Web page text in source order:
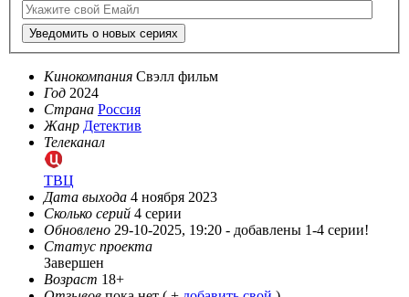
Уведомить о новых сериях
Кинокомпания Cвэлл фильм
Год 2024
Страна Россия
Жанр Детектив
Телеканал
ТВЦ
Дата выхода 4 ноября 2023
Сколько серий 4 серии
Обновлено 29-10-2025, 19:20 - добавлены 1-4 серии!
Статус проекта
Завершен
Возраст 18+